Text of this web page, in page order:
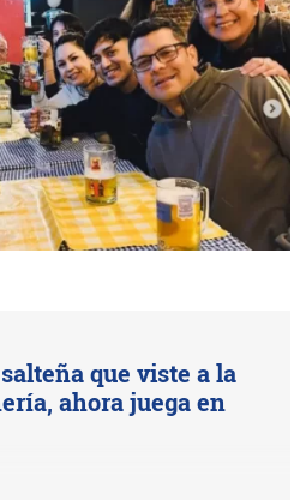
que viste a la
ahora juega en